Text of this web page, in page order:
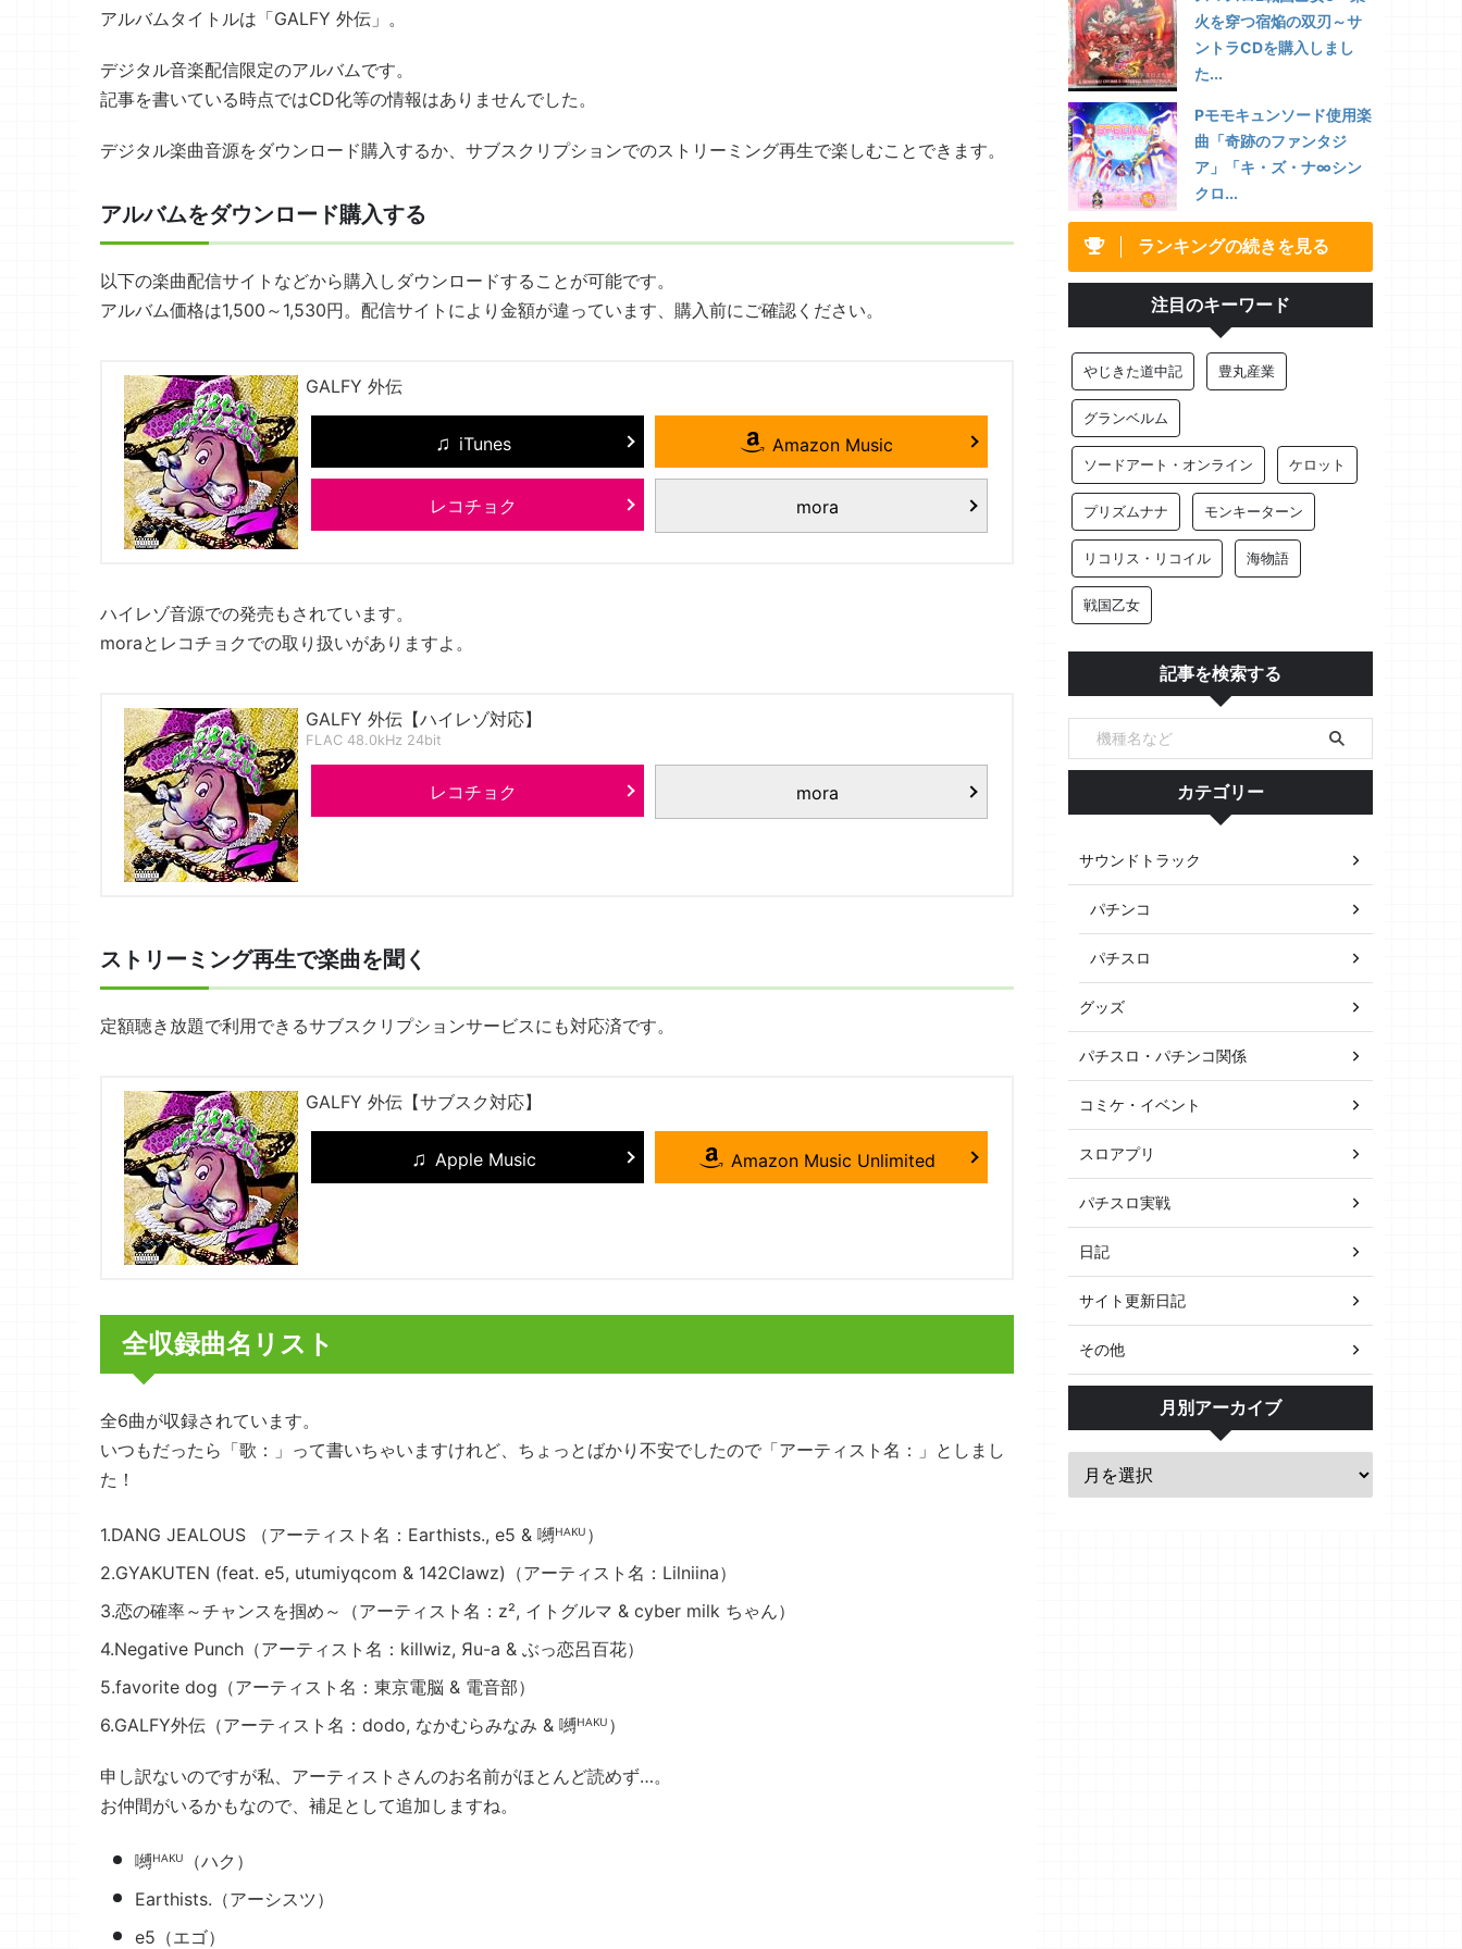
アルバムタイトルは「GALFY 外伝」。
デジタル音楽配信限定のアルバムです。
記事を書いている時点ではCD化等の情報はありませんでした。
デジタル楽曲音源をダウンロード購入するか、サブスクリプションでのストリーミング再生で楽しむことできます。
アルバムをダウンロード購入する
以下の楽曲配信サイトなどから購入しダウンロードすることが可能です。
アルバム価格は1,500～1,530円。配信サイトにより金額が違っています、購入前にご確認ください。
GALFY 外伝
iTunes Amazon Music
レコチョク mora
ハイレゾ音源での発売もされています。
moraとレコチョクでの取り扱いがありますよ。
GALFY 外伝【ハイレゾ対応】
FLAC 48.0kHz 24bit
レコチョク mora
ストリーミング再生で楽曲を聞く
定額聴き放題で利用できるサブスクリプションサービスにも対応済です。
GALFY 外伝【サブスク対応】
Apple Music Amazon Music Unlimited
全収録曲名リスト
全6曲が収録されています。
いつもだったら「歌：」って書いちゃいますけれど、ちょっとばかり不安でしたので「アーティスト名：」としまし
た！
1.DANG JEALOUS （アーティスト名：Earthists., e5 & 嚩ᴴᴬᴷᵁ）
2.GYAKUTEN (feat. e5, utumiyqcom & 142Clawz)（アーティスト名：Lilniina）
3.恋の確率～チャンスを掴め～（アーティスト名：z², イトグルマ & cyber milk ちゃん）
4.Negative Punch（アーティスト名：killwiz, Яu-a & ぶっ恋呂百花）
5.favorite dog（アーティスト名：東京電脳 & 電音部）
6.GALFY外伝（アーティスト名：dodo, なかむらみなみ & 嚩ᴴᴬᴷᵁ）
申し訳ないのですが私、アーティストさんのお名前がほとんど読めず…。
お仲間がいるかもなので、補足として追加しますね。
嚩ᴴᴬᴷᵁ（ハク）
Earthists.（アーシスツ）
e5（エゴ）
火を穿つ宿焔の双刃～サ
ントラCDを購入しまし
た...
Pモモキュンソード使用楽
曲「奇跡のファンタジ
ア」「キ・ズ・ナ∞シン
クロ...
ランキングの続きを見る
注目のキーワード
やじきた道中記 豊丸産業
グランベルム
ソードアート・オンライン ケロット
プリズムナナ モンキーターン
リコリス・リコイル 海物語
戦国乙女
記事を検索する
カテゴリー
サウンドトラック
パチンコ
パチスロ
グッズ
パチスロ・パチンコ関係
コミケ・イベント
スロアプリ
パチスロ実戦
日記
サイト更新日記
その他
月別アーカイブ